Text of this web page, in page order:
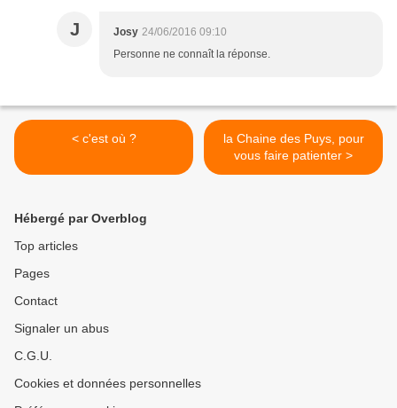
J Josy 24/06/2016 09:10
Personne ne connaît la réponse.
< c'est où ?
la Chaine des Puys, pour
vous faire patienter >
Hébergé par Overblog
Top articles
Pages
Contact
Signaler un abus
C.G.U.
Cookies et données personnelles